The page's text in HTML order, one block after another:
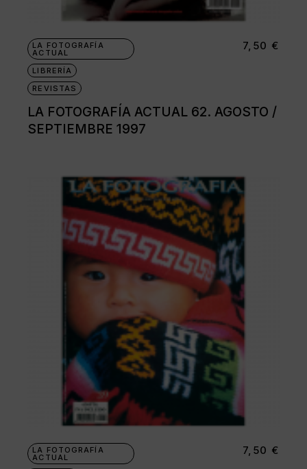
LA FOTOGRAFÍA
ACTUAL
LIBRERÍA
REVISTAS
LA FOTOGRAFÍA ACTUAL 62. AGOSTO /
SEPTIEMBRE 1997
7,50 €
LA FOTOGRAFÍA
ACTUAL
7,50 €